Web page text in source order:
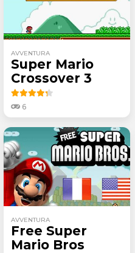
AVVENTURA
Super Mario
Crossover 3
6
AVVENTURA
Free Super
Mario Bros